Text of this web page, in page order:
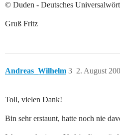
© Duden - Deutsches
Gruß Fritz
Andreas_Wilhelm 2. August
3
Toll, vielen Dank!
Bin sehr erstaunt, hatte noch nie